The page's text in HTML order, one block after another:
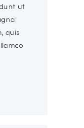
ut
quis